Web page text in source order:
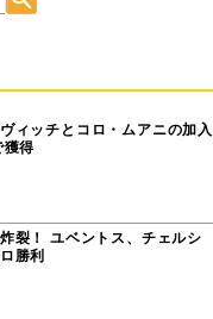
ィッチとコロ・ムアニの加入
獲得
裂！ ユベントス、チェルシ
勝利